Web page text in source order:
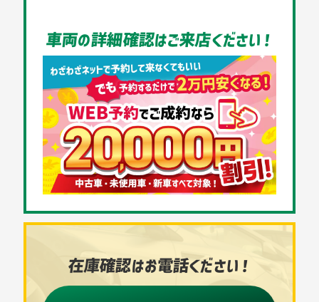
車両の詳細確認はご来店ください！
在庫確認はお電話ください！